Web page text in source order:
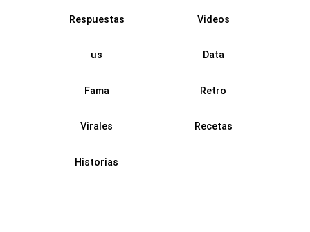
Respuestas Videos
us Data
Fama Retro
Virales Recetas
Historias